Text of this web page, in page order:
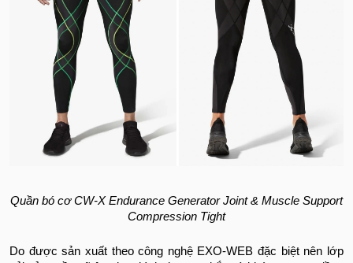
Quần bó cơ CW-X Endurance Generator Joint & Muscle Support
Compression Tight
Do được sản xuất theo công nghệ EXO-WEB đặc biệt nên lớp